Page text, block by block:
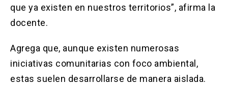
que ya existen en nuestros territorios”, afirma la
docente.
Agrega que, aunque existen numerosas
iniciativas comunitarias con foco ambiental,
estas suelen desarrollarse de manera aislada.